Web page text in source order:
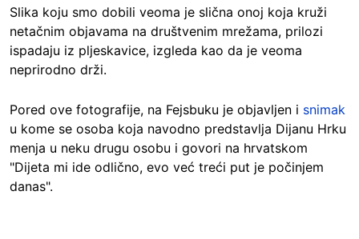
Slika koju smo dobili veoma je slična onoj koja kruži
netačnim objavama na društvenim mrežama, prilozi
ispadaju iz pljeskavice, izgleda kao da je veoma
neprirodno drži.
Pored ove fotografije, na Fejsbuku je objavljen i snimak
u kome se osoba koja navodno predstavlja Dijanu Hrku
menja u neku drugu osobu i govori na hrvatskom
"Dijeta mi ide odlično, evo već treći put je počinjem
danas".